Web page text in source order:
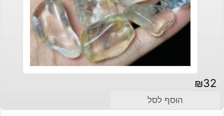
₪32
הוסף לסל